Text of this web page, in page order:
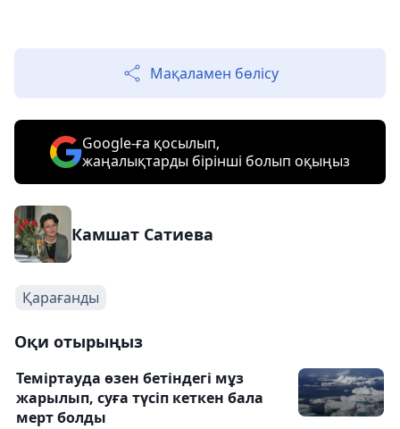
Мақаламен бөлісу
Google-ға қосылып,
жаңалықтарды бірінші болып оқыңыз
Камшат Сатиева
Қарағанды
Оқи отырыңыз
Теміртауда өзен бетіндегі мұз
жарылып, суға түсіп кеткен бала
мерт болды